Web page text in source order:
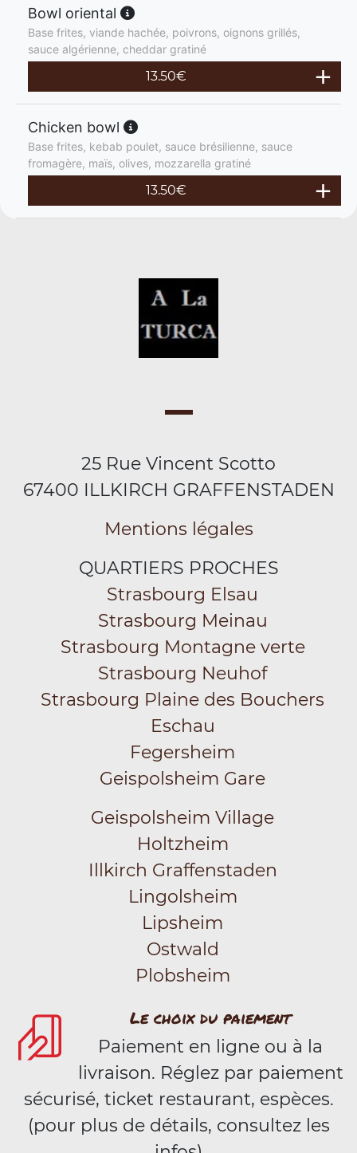
Bowl oriental
Base frites, viande hachée, poivrons, oignons grillés,
sauce algérienne, cheddar gratiné
13.50€
Chicken bowl
Base frites, kebab poulet, sauce brésilienne, sauce
fromagère, maïs, olives, mozzarella gratiné
13.50€
25 Rue Vincent Scotto
67400 ILLKIRCH GRAFFENSTADEN
Mentions légales
QUARTIERS PROCHES
Strasbourg Elsau
Strasbourg Meinau
Strasbourg Montagne verte
Strasbourg Neuhof
Strasbourg Plaine des Bouchers
Eschau
Fegersheim
Geispolsheim Gare
Geispolsheim Village
Holtzheim
Illkirch Graffenstaden
Lingolsheim
Lipsheim
Ostwald
Plobsheim
Le choix du paiement
Paiement en ligne ou à la
livraison. Réglez par paiement
sécurisé, ticket restaurant, espèces.
(pour plus de détails, consultez les